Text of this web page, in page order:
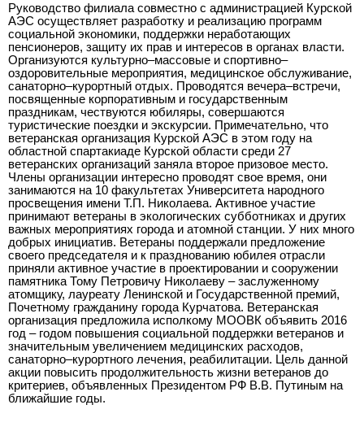
Руководство филиала совместно с администрацией Курской
АЭС осуществляет разработку и реализацию программ
социальной экономики, поддержки неработающих
пенсионеров, защиту их прав и интересов в органах власти.
Организуются культурно–массовые и спортивно–
оздоровительные мероприятия, медицинское обслуживание,
санаторно–курортный отдых. Проводятся вечера–встречи,
посвященные корпоративным и государственным
праздникам, чествуются юбиляры, совершаются
туристические поездки и экскурсии. Примечательно, что
ветеранская организация Курской АЭС в этом году на
областной спартакиаде Курской области среди 27
ветеранских организаций заняла второе призовое место.
Члены организации интересно проводят свое время, они
занимаются на 10 факультетах Университета народного
просвещения имени Т.П. Николаева. Активное участие
принимают ветераны в экологических субботниках и других
важных мероприятиях города и атомной станции. У них много
добрых инициатив. Ветераны поддержали предложение
своего председателя и к празднованию юбилея отрасли
приняли активное участие в проектировании и сооружении
памятника Тому Петровичу Николаеву – заслуженному
атомщику, лауреату Ленинской и Государственной премий,
Почетному гражданину города Курчатова. Ветеранская
организация предложила исполкому МООВК объявить 2016
год – годом повышения социальной поддержки ветеранов и
значительным увеличением медицинских расходов,
санаторно–курортного лечения, реабилитации. Цель данной
акции повысить продолжительность жизни ветеранов до
критериев, объявленных Президентом РФ В.В. Путиным на
ближайшие годы.